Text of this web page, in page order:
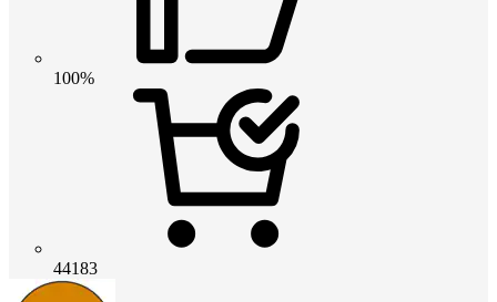
100%
44183